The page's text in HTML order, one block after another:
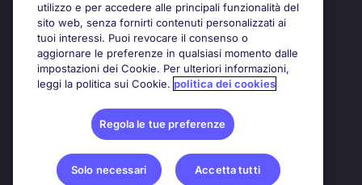
utilizzo e per accedere alle principali funzionalità del
sito web, senza fornirti contenuti personalizzati ai
tuoi interessi. Puoi revocare il consenso o
aggiornare le preferenze in qualsiasi momento dalle
impostazioni dei Cookie. Per ulteriori informazioni,
leggi la politica sui Cookie. politica dei cookies
Regola le tue preferenze
Solo necessari Accetta tutti